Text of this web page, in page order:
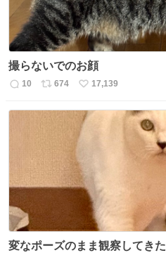
撮らないでのお顔
返
10
リ
ス
数
674
い
ね
数
17,139
変なポーズのまま観察してきた